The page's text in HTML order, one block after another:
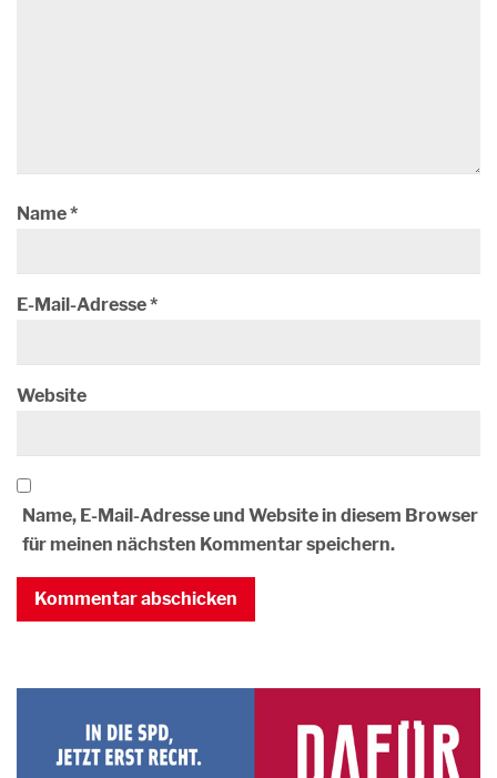
Name*
E-Mail-Adresse*
Website
Name, E-Mail-Adresse und Website in diesem Browser
für meinen nächsten Kommentar speichern.